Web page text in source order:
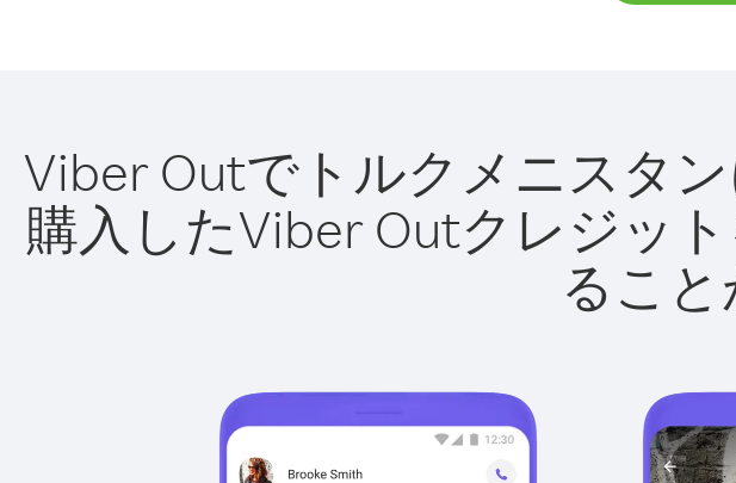
Viber Outでトルクメニスタ
購入したViber Outクレジッ
ること